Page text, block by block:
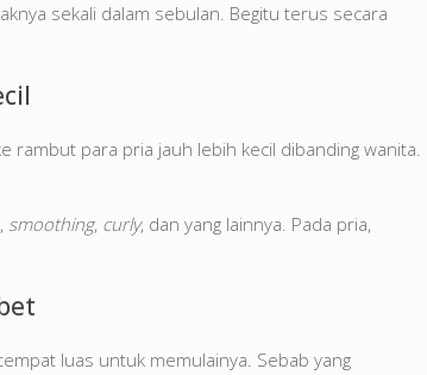
sekali dalam sebulan. Begitu terus secara
rambut para pria jauh lebih kecil dibanding wanita.
, smoothing, curly, dan yang lainnya. Pada pria,
luas untuk memulainya. Sebab yang